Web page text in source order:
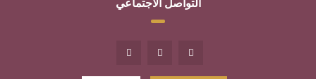
التواصل الأجتماعي